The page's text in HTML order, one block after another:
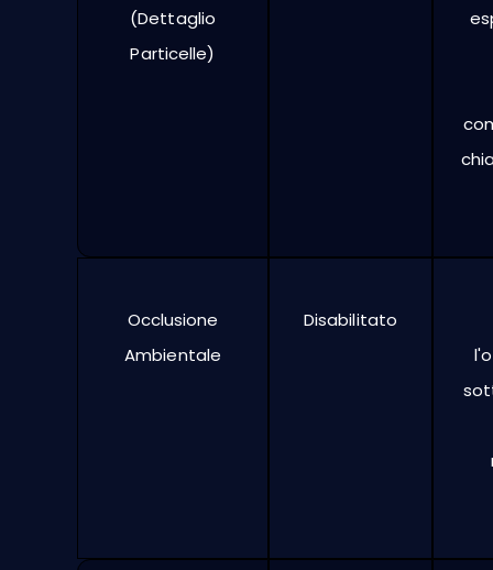
(Dettaglio
Particelle)
Occlusione
Ambientale
Disabilitato